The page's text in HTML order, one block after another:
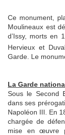
Ce monument,
Moulineaux est
d’Issy, morts en
Hervieux et
Garde. Le
La Garde
Sous le Second
dans ses
Napoléon III. En
chargée de
mise en œuvre